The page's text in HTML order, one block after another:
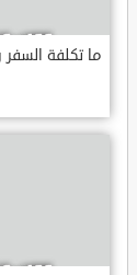
ما تكلفة السفر